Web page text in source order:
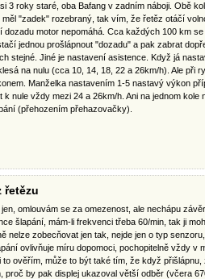
3 roky staré, oba Bafang v zadním náboji. Obě
"zadek" rozebraný, tak vím, že řetěz otáčí
dozadu motor nepomáhá. Cca každých 100 km
jednou prošlápnout "dozadu" a pak zabrat
stejné. Jiné je nastavení asistence. Když já
na nulu (cca 10, 14, 18, 22 a 26km/h). Ale při
Manželka nastavením 1-5 nastavý výkon
nule vždy mezi 24 a 26km/h. Ani na jednom kole
(přehozením přehazovačky).
řetězu
omlouvám se za omezenost, ale nechápu
šlapání, mám-li frekvenci třeba 60/min, tak ji
nelze zobecňovat jen tak, nejde jen o typ
ovlivňuje míru dopomoci, pochopitelně vždy v
to ověřím, může to být také tím, že když
proč by pak displej ukazoval větší odběr (včera